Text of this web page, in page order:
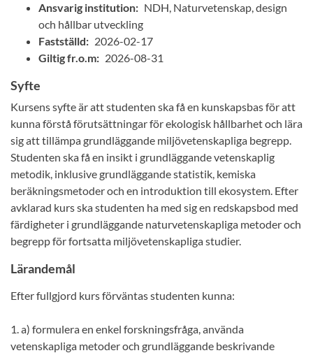
Ansvarig institution: NDH, Naturvetenskap, design
och hållbar utveckling
Fastställd: 2026-02-17
Giltig fr.o.m: 2026-08-31
Syfte
Kursens syfte är att studenten ska få en kunskapsbas för att
kunna förstå förutsättningar för ekologisk hållbarhet och lära
sig att tillämpa grundläggande miljövetenskapliga begrepp.
Studenten ska få en insikt i grundläggande vetenskaplig
metodik, inklusive grundläggande statistik, kemiska
beräkningsmetoder och en introduktion till ekosystem. Efter
avklarad kurs ska studenten ha med sig en redskapsbod med
färdigheter i grundläggande naturvetenskapliga metoder och
begrepp för fortsatta miljövetenskapliga studier.
Lärandemål
Efter fullgjord kurs förväntas studenten kunna:
1. a) formulera en enkel forskningsfråga, använda
vetenskapliga metoder och grundläggande beskrivande